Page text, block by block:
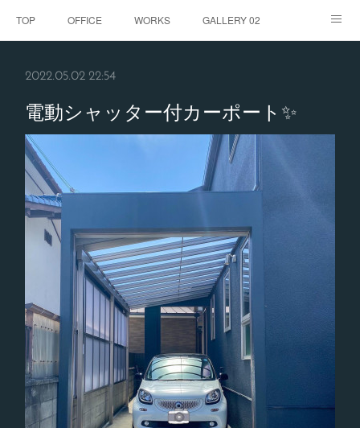
TOP OFFICE WORKS GALLERY 02
2022.05.02 22:54
電動シャッター付カーポート✨